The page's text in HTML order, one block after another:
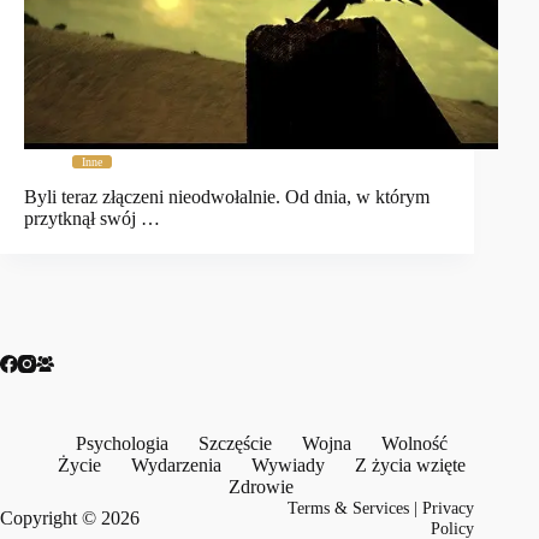
Inne
Byli teraz złączeni nieodwołalnie. Od dnia, w którym
przytknął swój …
Psychologia Szczęście Wojna
Wolność
Życie
Wydarzenia Wywiady
Z życia wzięte
Zdrowie
Copyright © 2026
Terms & Services |Privacy
Policy